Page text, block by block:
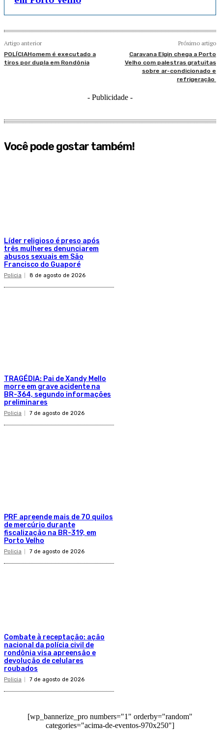
Artigo anterior
POLÍCIAHomem é executado a
tiros por dupla em Rondônia
Próximo artigo
Caravana Elgin chega a Porto
Velho com palestras gratuitas
sobre ar-condicionado e
refrigeração
- Publicidade -
Você pode gostar também!
Líder religioso é preso após
três mulheres denunciarem
abusos sexuais em São
Francisco do Guaporé
Policia 8 de agosto de 2026
TRAGÉDIA: Pai de Xandy Mello
morre em grave acidente na
BR-364, segundo informações
preliminares
Policia 7 de agosto de 2026
PRF apreende mais de 70 quilos
de mercúrio durante
fiscalização na BR-319, em
Porto Velho
Policia 7 de agosto de 2026
Combate à receptação: ação
nacional da polícia civil de
rondônia visa apreensão e
devolução de celulares
roubados
Policia 7 de agosto de 2026
[wp_bannerize_pro numbers="1" orderby="random"
categories="acima-de-eventos-970x250"]